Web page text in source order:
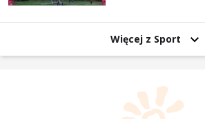
Więcej z Sport